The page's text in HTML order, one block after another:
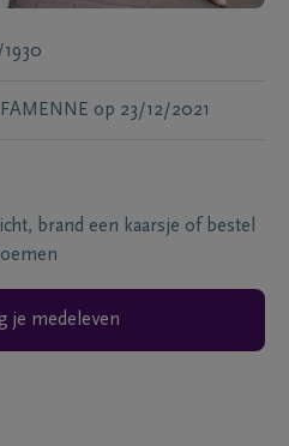
op 23/12/2021
brand een kaarsje of bestel
je medeleven